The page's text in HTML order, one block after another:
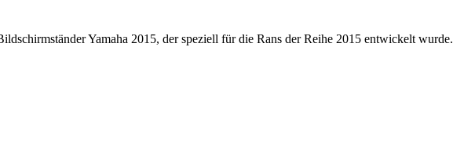
Yamaha 2015, der speziell für die Rans der Reihe 2015 entwickelt